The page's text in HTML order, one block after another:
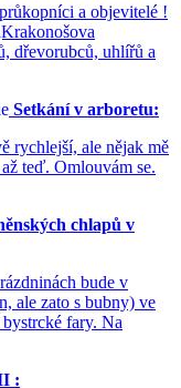
a objevitelé !
dřevorubců, uhlířů a
Setkání v arboretu:
rychlejší, ale nějak mě
teď. Omlouvám se.
chlapů v
bude v
ale zato s bubny) ve
fary. Na
: